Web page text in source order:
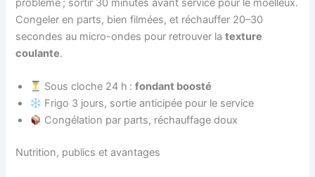
problème ; sortir 30 minutes avant service pour le moelleux.
Congeler en parts, bien filmées, et réchauffer 20–30
secondes au micro-ondes pour retrouver latexture
coulante.
Sous cloche 24 h :fondant boosté
Frigo 3 jours, sortie anticipée pour le service
Congélation par parts, réchauffage doux
Nutrition, publics et avantages